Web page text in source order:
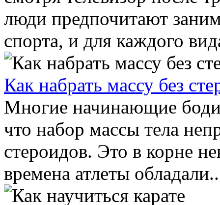
люди предпочитают
спорта, и для каждого
Как набрать массу без
Многие начинающие
что набор массы тела
стероидов. Это в корне
времена атлеты